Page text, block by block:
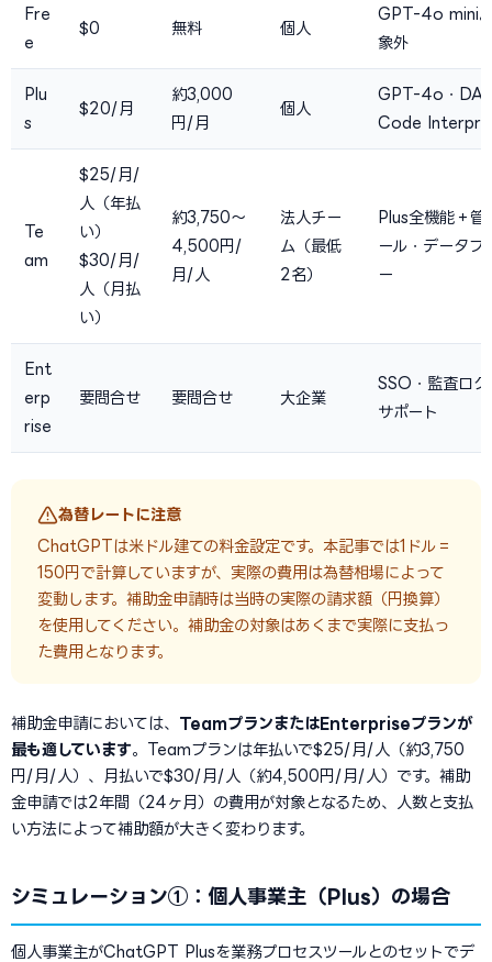
Fre
e
$0 無料 個人
GPT-4o mini
象外
Plu
s
$20/月
約3,000
円/月
個人
GPT-4o・
Code
Te
am
$25/月/
人（年払
い）
$30/月/
人（月払
い）
約3,750〜
4,500円/
月/人
法人チー
ム（最低
2名）
Plus全機能＋管
ール・データプ
ー
Ent
erp
rise
要問合せ 要問合せ 大企業
SSO・監査ログ
サポート
為替レートに注意
ChatGPTは米ドル建ての料金設定です。本記事では1ドル＝
150円で計算していますが、実際の費用は為替相場によって
変動します。補助金申請時は当時の実際の請求額（円換算）
を使用してください。補助金の対象はあくまで実際に支払っ
た費用となります。
補助金申請においては、 TeamプランまたはEnterpriseプランが
最も適しています。Teamプランは年払いで$25/月/人（約3,750
円/月/人）、月払いで$30/月/人（約4,500円/月/人）です。補助
金申請では2年間（24ヶ月）の費用が対象となるため、人数と支払
い方法によって補助額が大きく変わります。
シミュレーション①：個人事業主（Plus）の場合
個人事業主がChatGPT Plusを業務プロセスツールとのセットでデ